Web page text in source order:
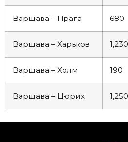
Варшава – Прага 680
Варшава – Харьков 1,230
Варшава – Холм 190
Варшава – Цюрих 1,250